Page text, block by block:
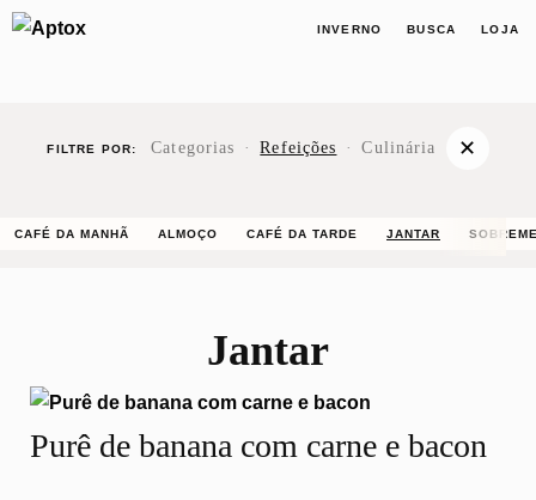
INVERNO BUSCA LOJA
FILTRE POR: Categorias · Refeições · Culinária ✕
CAFÉ DA MANHÃ ALMOÇO CAFÉ DA TARDE JANTAR
Jantar
Purê de banana com carne e bacon